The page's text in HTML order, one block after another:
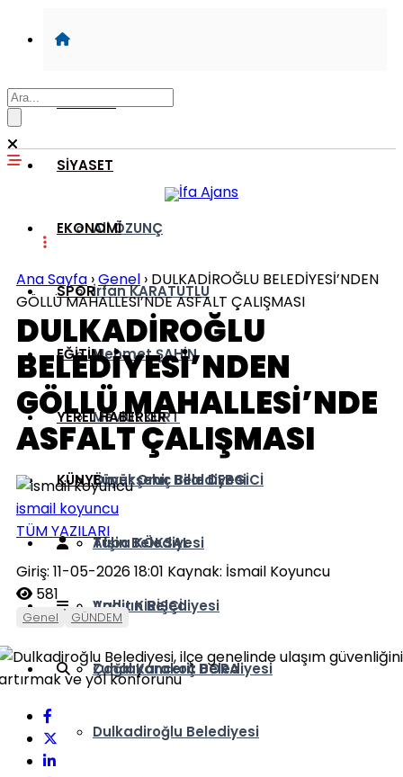
GÜNDEM
SİYASET
Ali ÖZUNÇ
İrfan KARATUTLU
Mehmet ŞAHİN
Mevlüt KURT
Ömer Oruç Bilal DEBGİCİ
Tuba KÖKSAL
Vahit KİRİŞÇİ
Zuhal Karakoç DORA
EKONOMİ
SPOR
EĞİTİM
YEREL HABERLER
Büyükşehir Belediyesi
Afşin Belediyesi
Andırın Belediyesi
Çağlayancerit Belediyesi
Dulkadiroğlu Belediyesi
KÜNYE
Ana Sayfa ›Genel › DULKADİROĞLU BELEDİYESİ’NDEN
GÖLLÜ MAHALLESİ’NDE ASFALT ÇALIŞMASI
DULKADİROĞLU
BELEDİYESİ’NDEN
GÖLLÜ MAHALLESİ’NDE
ASFALT ÇALIŞMASI
ismail koyuncu
TÜM YAZILARI
Giriş: 11-05-2026 18:01 Kaynak: İsmail Koyuncu
581
Genel GÜNDEM